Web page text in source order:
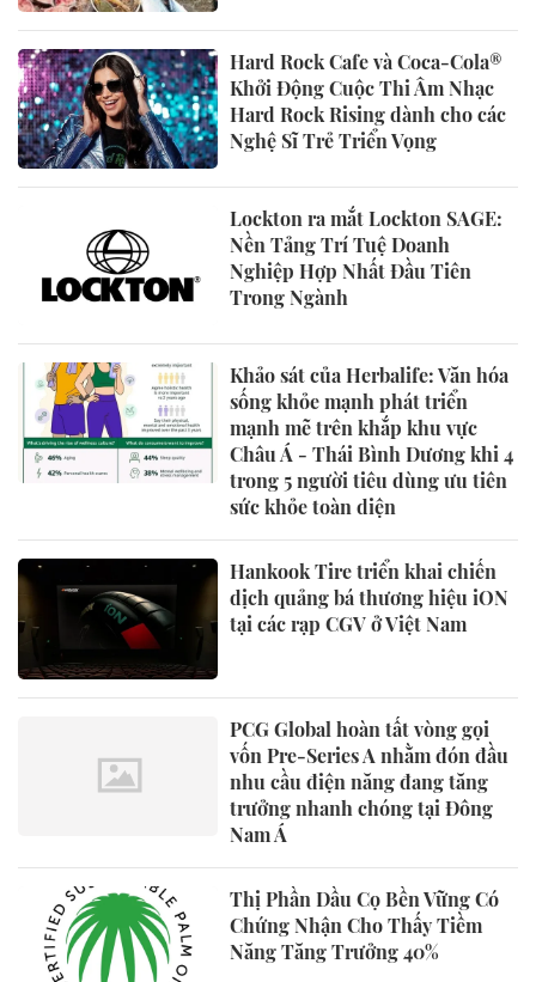
Hard Rock Cafe và Coca-Cola®
Khởi Động Cuộc Thi Âm Nhạc
Hard Rock Rising dành cho các
Nghệ Sĩ Trẻ Triển Vọng
Lockton ra mắt Lockton SAGE:
Nền Tảng Trí Tuệ Doanh
Nghiệp Hợp Nhất Đầu Tiên
Trong Ngành
Khảo sát của Herbalife: Văn hóa
sống khỏe mạnh phát triển
mạnh mẽ trên khắp khu vực
Châu Á - Thái Bình Dương khi 4
trong 5 người tiêu dùng ưu tiên
sức khỏe toàn diện
Hankook Tire triển khai chiến
dịch quảng bá thương hiệu iON
tại các rạp CGV ở Việt Nam
PCG Global hoàn tất vòng gọi
vốn Pre-Series A nhằm đón đầu
nhu cầu điện năng đang tăng
trưởng nhanh chóng tại Đông
Nam Á
Thị Phần Dầu Cọ Bền Vững Có
Chứng Nhận Cho Thấy Tiềm
Năng Tăng Trưởng 40%